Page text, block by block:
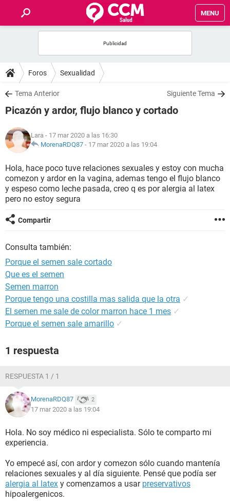
MENU
FOROS
SALUD
NUTRICIÓN
BIENESTAR
SEXUALIDAD
GLOSARIO
Foros Sexualidad
Tema Anterior Siguiente Tema
Picazón y ardor, flujo blanco y cortado
Lara - 17 mar 2020 a las 16:30
MorenaRDQ87 - 17 mar 2020 a las 19:04
Hola, hace poco tuve relaciones sexuales y estoy con mucha
comezon y ardor en la vagina, ademas tengo el flujo blanco
y espeso como leche pasada, creo q es por alergia al latex
pero no estoy segura
Compartir
Consulta también:
Porque el semen sale cortado
Que es el semen
Semen marron
Porque tengo una costilla mas salida que la otra ✓
El semen me sale de color marron hace 1 mes ✓
Porque el semen sale amarillo ✓
1 respuesta
RESPUESTA 1 / 1
MorenaRDQ87 2
17 mar 2020 a las 19:04
Hola. No soy médico ni especialista. Sólo te comparto mi
experiencia.
Yo empecé así, con ardor y comezon sólo cuando mantenía
relaciones sexuales y al día siguiente. Pensé que podía ser
alergia al latex y comenzamos a usar preservativos
hipoalergenicos.